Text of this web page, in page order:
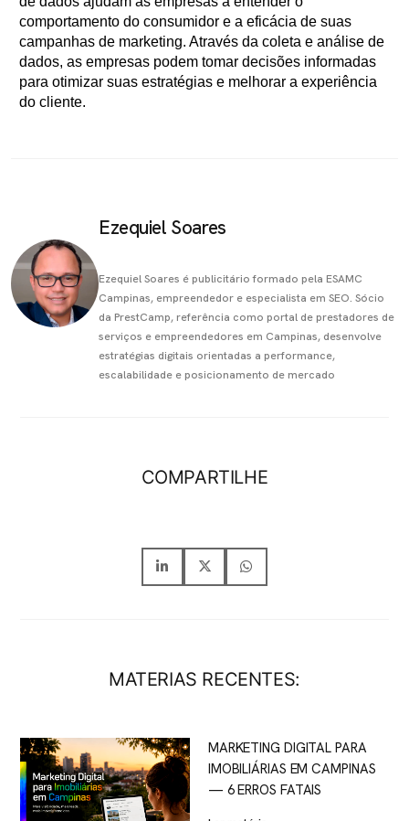
comportamento do consumidor e a eficácia de suas
campanhas de marketing. Através da coleta e análise de
dados, as empresas podem tomar decisões informadas
para otimizar suas estratégias e melhorar a experiência
do cliente.
Ezequiel Soares
Ezequiel Soares é publicitário formado pela ESAMC
Campinas, empreendedor e especialista em SEO. Sócio
da PrestCamp, referência como portal de prestadores de
serviços e empreendedores em Campinas, desenvolve
estratégias digitais orientadas a performance,
escalabilidade e posicionamento de mercado
COMPARTILHE
MATERIAS RECENTES:
MARKETING DIGITAL PARA
IMOBILIÁRIAS EM CAMPINAS
— 6 ERROS FATAIS